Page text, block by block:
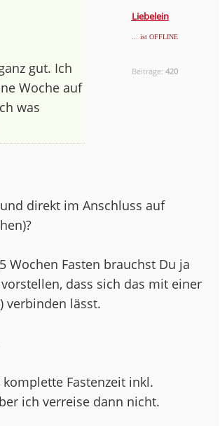
Liebelein
... ist OFFLINE
Beiträge: 420
gut. Ich
Woche auf
was
direkt im Anschluss auf
Wochen Fasten brauchst Du ja
dass sich das mit einer
verbinden lässt.
Fastenzeit inkl.
ich verreise dann nicht.